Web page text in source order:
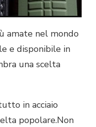
amate nel mondo
e disponibile in
una scelta
in acciaio
popolare.Non